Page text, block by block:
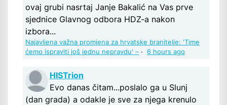
ovaj grubi nasrtaj Janje Bakalić na Vas prve
sjednice Glavnog odbora HDZ-a nakon
izbora...
Najavljena važna promjena za hrvatske branitelje: 'Time
ćemo ispraviti još jednu nepravdu' – · 6 hours ago
HISTrion
Evo danas čitam...poslalo ga u Slunj
(dan grada) a odakle je sve za njega krenulo